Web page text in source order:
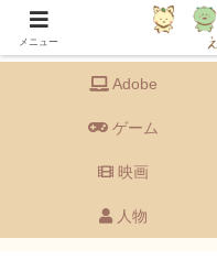
Adobeの備忘録を主に、ドラマ
【エンタメ全般
Adobe
ゲーム
映画
人物
メニュー